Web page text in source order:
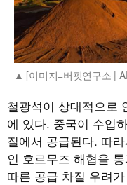
[이미지=버핏연구소 |
철광석이 상대적으로
에 있다. 중국이 수입
질에서 공급된다. 따
인 호르무즈 해협을
따른 공급 차질 우려